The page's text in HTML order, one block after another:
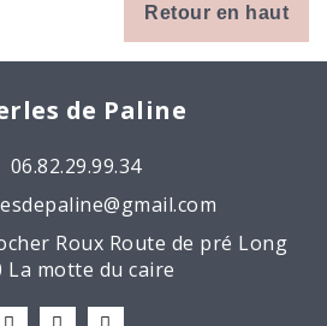
Retour en haut
de Paline
06.82.29.99.34
Roux Route de pré Long
La motte du caire